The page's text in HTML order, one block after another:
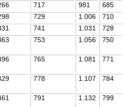
717 981
685
729 1.006
710
741 1.031
728
753 1.056 750
765 1.081 771
778 1.107 784
791 1.132 799